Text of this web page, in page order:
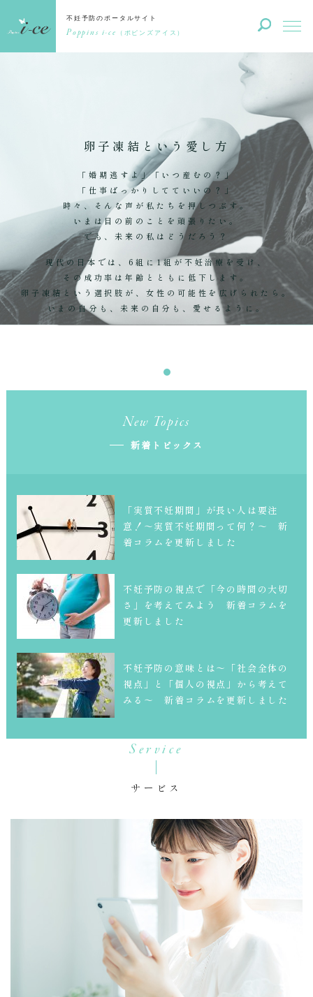
不妊予防のポータルサイト
Poppins i-ce （ポピンズアイス）
卵子凍結という愛し方
「婚期逃すよ」「いつ産むの？」
「仕事ばっかりしてていいの？」
時々、そんな声が私たちを押しつぶす。
いまは目の前のことを頑張りたい。
でも、未来の私はどうだろう？
現代の日本では、6組に1組が不妊治療を受け、
その成功率は年齢とともに低下します。
卵子凍結という選択肢が、女性の可能性を広げられたら。
いまの自分も、未来の自分も、愛せるように。
New Topics
新着トピックス
「実質不妊期間」が長い人は要注
意！～実質不妊期間って何？～ 新
着コラムを更新しました
不妊予防の視点で「今の時間の大切
さ」を考えてみよう 新着コラムを
更新しました
不妊予防の意味とは～「社会全体の
視点」と「個人の視点」から考えて
みる～ 新着コラムを更新しました
Service
サービス